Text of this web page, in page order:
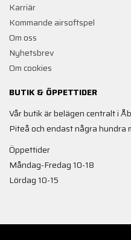
Karriär
Kommande airsoftspel
Om oss
Nyhetsbrev
Om cookies
BUTIK & ÖPPETTIDER
Vår butik är belägen centralt i
Piteå och endast några hundra
Öppettider
Måndag-Fredag 10-18
Lördag 10-15